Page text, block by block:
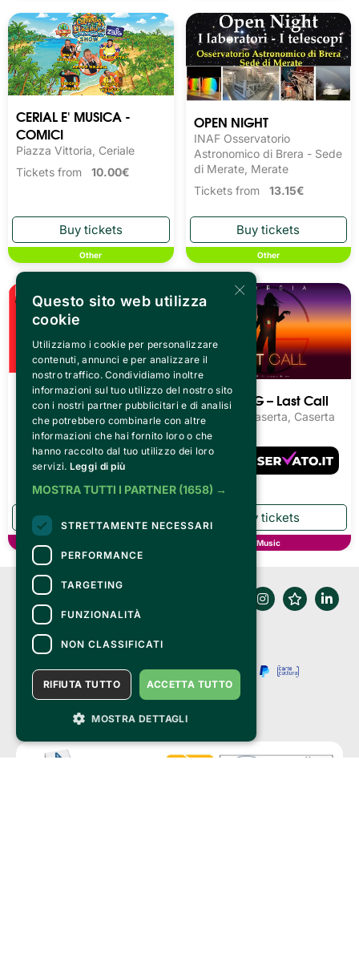
CERIAL E' MUSICA -
COMICI
Piazza Vittoria, Ceriale
Tickets from 10.00€
Other
OPEN NIGHT
INAF Osservatorio
Astronomico di Brera - Sede
di Merate, Merate
Tickets from 13.15€
Other
Luca Carboni - RIO ARI
O LIVE
Reggia di Caserta, Caserta
Giorgia – G – Last Call
Reggia di Caserta, Caserta
Music
×
Questo sito web utilizza
cookie
Utilizziamo i cookie per personalizzare
contenuti, annunci e per analizzare il
nostro traffico. Condividiamo inoltre
informazioni sul tuo utilizzo del nostro sito
con i nostri partner pubblicitari e di analisi
che potrebbero combinarle con altre
informazioni che hai fornito loro o che
hanno raccolto dal tuo utilizzo dei loro
servizi. Leggi di più
MOSTRA TUTTI I PARTNER (1658) →
STRETTAMENTE NECESSARI
PERFORMANCE
TARGETING
FUNZIONALITÀ
NON CLASSIFICATI
ACCETTA TUTTO
RIFIUTA TUTTO
MOSTRA DETTAGLI